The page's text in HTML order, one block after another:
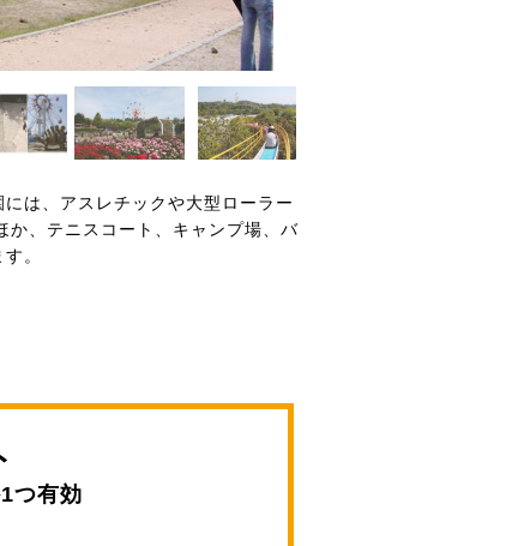
は、アスレチックや大型ローラー
か、テニスコート、キャンプ場、バ
。
つ有効